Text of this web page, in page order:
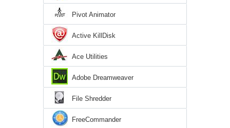
Pivot Animator
Active KillDisk
Ace Utilities
Adobe Dreamweaver
File Shredder
FreeCommander